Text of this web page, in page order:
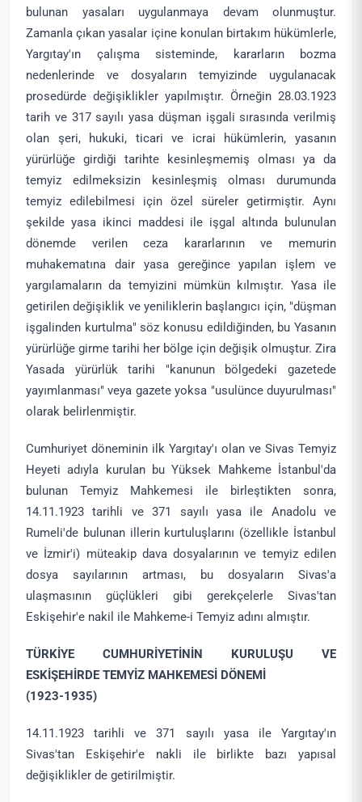
bulunan yasaları uygulanmaya devam olunmuştur.
Zamanla çıkan yasalar içine konulan birtakım hükümlerle,
Yargıtay'ın çalışma sisteminde, kararların bozma
nedenlerinde ve dosyaların temyizinde uygulanacak
prosedürde değişiklikler yapılmıştır. Örneğin 28.03.1923
tarih ve 317 sayılı yasa düşman işgali sırasında verilmiş
olan şeri, hukuki, ticari ve icrai hükümlerin, yasanın
yürürlüğe girdiği tarihte kesinleşmemiş olması ya da
temyiz edilmeksizin kesinleşmiş olması durumunda
temyiz edilebilmesi için özel süreler getirmiştir. Aynı
şekilde yasa ikinci maddesi ile işgal altında bulunulan
dönemde verilen ceza kararlarının ve memurin
muhakematına dair yasa gereğince yapılan işlem ve
yargılamaların da temyizini mümkün kılmıştır. Yasa ile
getirilen değişiklik ve yeniliklerin başlangıcı için, "düşman
işgalinden kurtulma" söz konusu edildiğinden, bu Yasanın
yürürlüğe girme tarihi her bölge için değişik olmuştur. Zira
Yasada yürürlük tarihi "kanunun bölgedeki gazetede
yayımlanması" veya gazete yoksa "usulünce duyurulması"
olarak belirlenmiştir.
Cumhuriyet döneminin ilk Yargıtay'ı olan ve Sivas Temyiz
Heyeti adıyla kurulan bu Yüksek Mahkeme İstanbul'da
bulunan Temyiz Mahkemesi ile birleştikten sonra,
14.11.1923 tarihli ve 371 sayılı yasa ile Anadolu ve
Rumeli'de bulunan illerin kurtuluşlarını (özellikle İstanbul
ve İzmir'i) müteakip dava dosyalarının ve temyiz edilen
dosya sayılarının artması, bu dosyaların Sivas'a
ulaşmasının güçlükleri gibi gerekçelerle Sivas'tan
Eskişehir'e nakil ile Mahkeme-i Temyiz adını almıştır.
TÜRKİYE CUMHURİYETİNİN KURULUŞU VE
ESKİŞEHİRDE TEMYİZ MAHKEMESİ DÖNEMİ
(1923-1935)
14.11.1923 tarihli ve 371 sayılı yasa ile Yargıtay'ın
Sivas'tan Eskişehir'e nakli ile birlikte bazı yapısal
değişiklikler de getirilmiştir.